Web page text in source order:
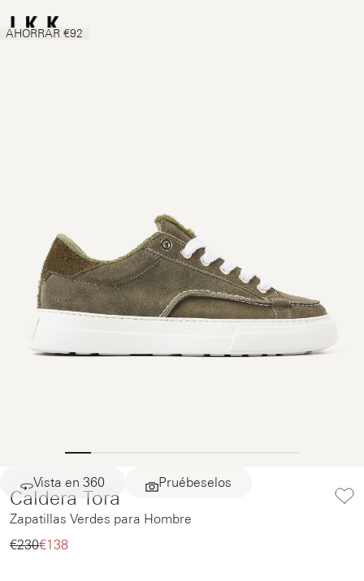
Vista en 360 Pruébeselos
AHORRAR €92
Caldera Tora
Zapatillas Verdes para Hombre
€230‌€138‌